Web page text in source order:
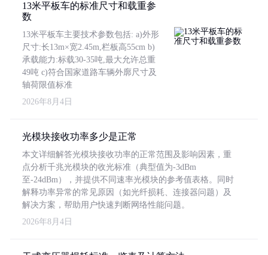
13米平板车的标准尺寸和载重参
数
13米平板车主要技术参数包括: a)外形
尺寸:长13m×宽2.45m,栏板高55cm b)
承载能力:标载30-35吨,最大允许总重
49吨 c)符合国家道路车辆外廓尺寸及
轴荷限值标准
2026年8月4日
光模块接收功率多少是正常
本文详细解答光模块接收功率的正常范围及影响因素，重
点分析千兆光模块的收光标准（典型值为-3dBm
至-24dBm），并提供不同速率光模块的参考值表格。同时
解释功率异常的常见原因（如光纤损耗、连接器问题）及
解决方案，帮助用户快速判断网络性能问题。
2026年8月4日